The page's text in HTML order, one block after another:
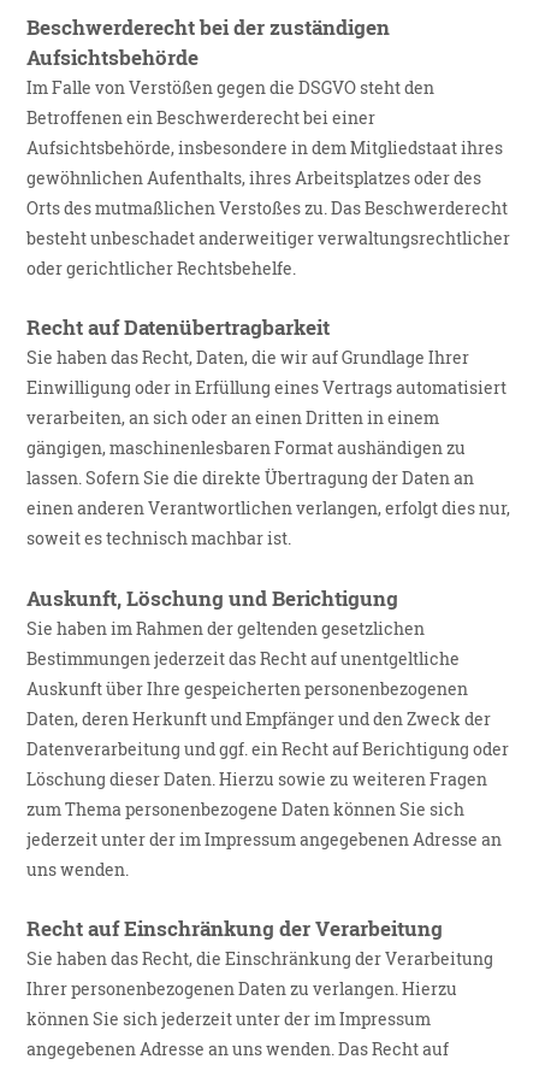
Beschwerderecht bei der zuständigen
Aufsichtsbehörde
Im Falle von Verstößen gegen die DSGVO steht den
Betroffenen ein Beschwerderecht bei einer
Aufsichtsbehörde, insbesondere in dem Mitgliedstaat ihres
gewöhnlichen Aufenthalts, ihres Arbeitsplatzes oder des
Orts des mutmaßlichen Verstoßes zu. Das Beschwerderecht
besteht unbeschadet anderweitiger verwaltungsrechtlicher
oder gerichtlicher Rechtsbehelfe.
Recht auf Datenübertragbarkeit
Sie haben das Recht, Daten, die wir auf Grundlage Ihrer
Einwilligung oder in Erfüllung eines Vertrags automatisiert
verarbeiten, an sich oder an einen Dritten in einem
gängigen, maschinenlesbaren Format aushändigen zu
lassen. Sofern Sie die direkte Übertragung der Daten an
einen anderen Verantwortlichen verlangen, erfolgt dies nur,
soweit es technisch machbar ist.
Auskunft, Löschung und Berichtigung
Sie haben im Rahmen der geltenden gesetzlichen
Bestimmungen jederzeit das Recht auf unentgeltliche
Auskunft über Ihre gespeicherten personenbezogenen
Daten, deren Herkunft und Empfänger und den Zweck der
Datenverarbeitung und ggf. ein Recht auf Berichtigung oder
Löschung dieser Daten. Hierzu sowie zu weiteren Fragen
zum Thema personenbezogene Daten können Sie sich
jederzeit unter der im Impressum angegebenen Adresse an
uns wenden.
Recht auf Einschränkung der Verarbeitung
Sie haben das Recht, die Einschränkung der Verarbeitung
Ihrer personenbezogenen Daten zu verlangen. Hierzu
können Sie sich jederzeit unter der im Impressum
angegebenen Adresse an uns wenden. Das Recht auf